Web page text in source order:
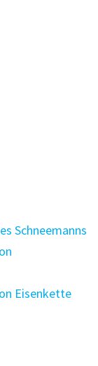
Schneemanns
Eisenkette